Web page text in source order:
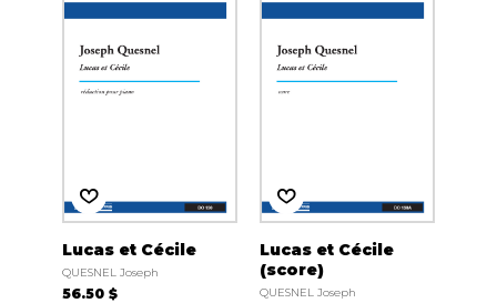
Lucas et Cécile
QUESNEL Joseph
56.50 $
Lucas et Cécile
(score)
QUESNEL Joseph